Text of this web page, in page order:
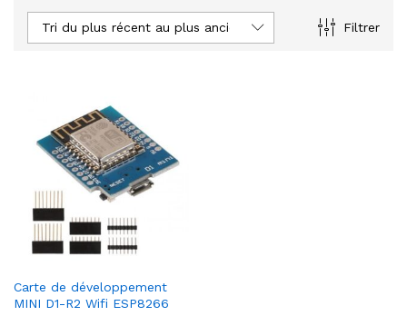
Filtrer
Tri du plus récent au plus ancien
Carte de développement
MINI D1-R2 Wifi ESP8266